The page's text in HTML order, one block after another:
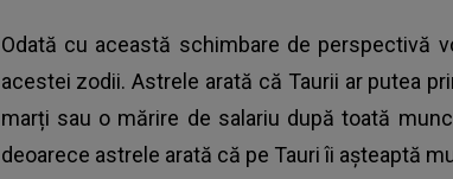
Odată cu această schimbare de perspectivă
acestei zodii. Astrele arată că Taurii ar putea
marți sau o mărire de salariu după toată
deoarece astrele arată că pe Tauri îi așteaptă